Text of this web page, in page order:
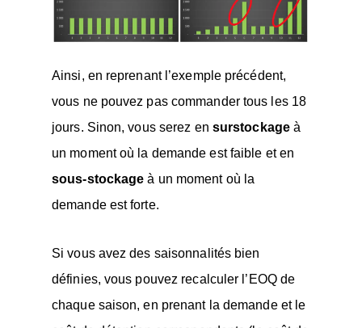
Ainsi, en reprenant l’exemple précédent,
vous ne pouvez pas commander tous les 18
jours. Sinon, vous serez en surstockageà
un moment où la demande est faible et en
sous-stockageà un moment où la
demande est forte.
Si vous avez des saisonnalités bien
définies, vous pouvez recalculer l’EOQ de
chaque saison, en prenant la demande et le